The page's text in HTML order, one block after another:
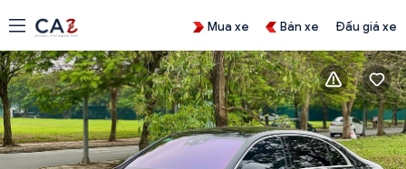
Mua xe Bán xe Đấu giá xe